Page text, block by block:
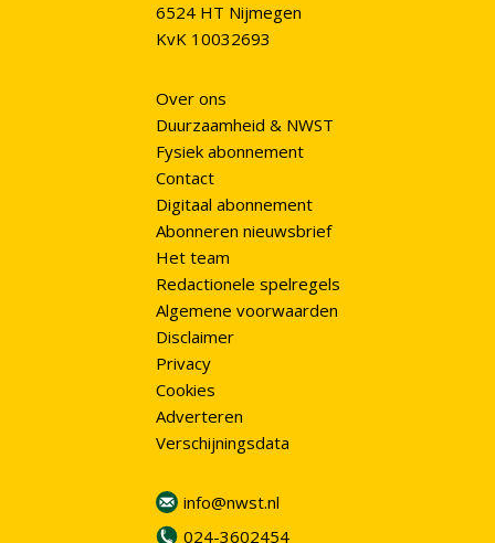
6524 HT Nijmegen
KvK 10032693
Over ons
Duurzaamheid & NWST
Fysiek abonnement
Contact
Digitaal abonnement
Abonneren nieuwsbrief
Het team
Redactionele spelregels
Algemene voorwaarden
Disclaimer
Privacy
Cookies
Adverteren
Verschijningsdata
info@nwst.nl
024-3602454